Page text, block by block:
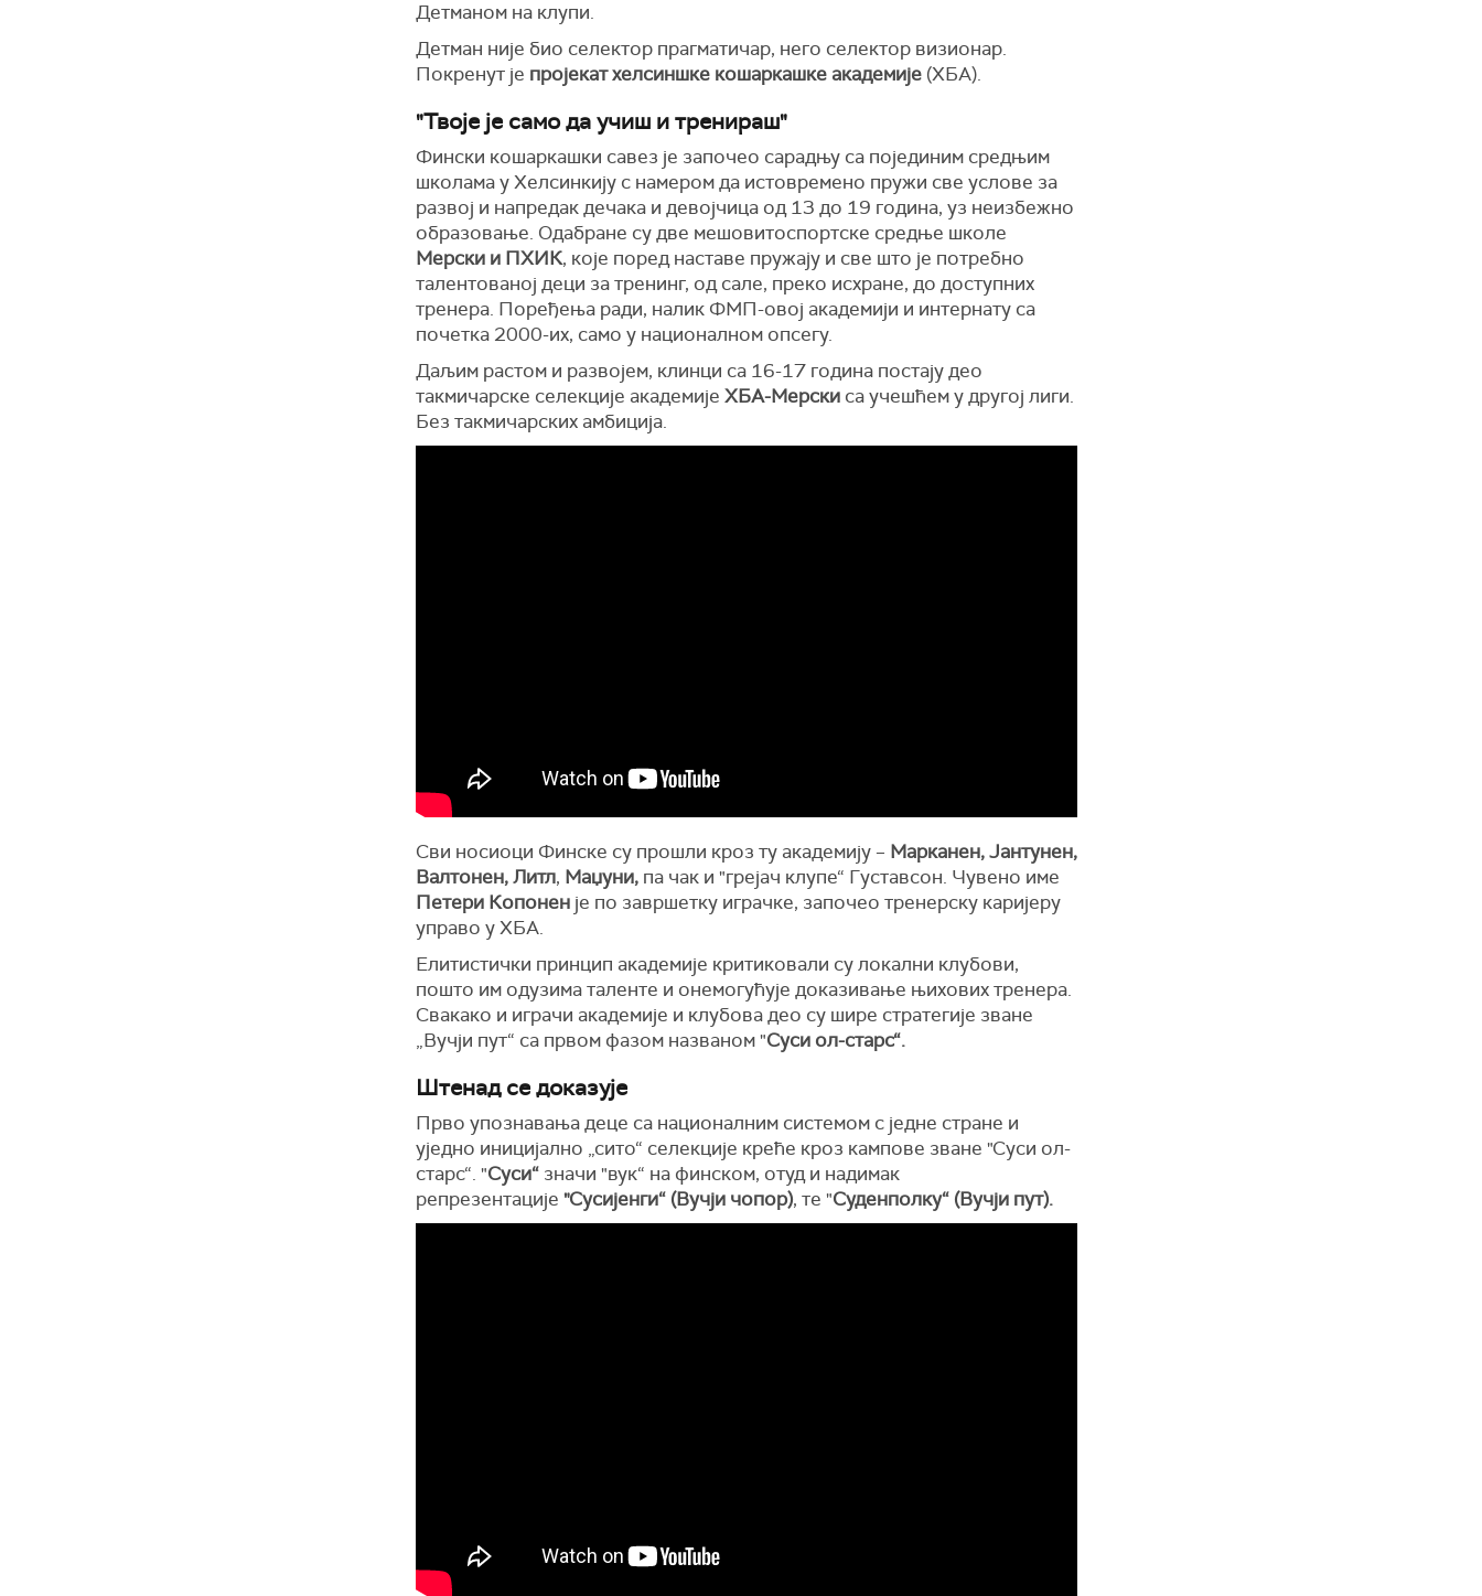
Детманом на клупи.
Детман није био селектор прагматичар, него селектор визионар.
Покренут је пројекат хелсиншке кошаркашке академије (ХБА).
"Твоје је само да учиш и тренираш"
Фински кошаркашки савез је започео сарадњу са појединим средњим
школама у Хелсинкију с намером да истовремено пружи све услове за
развој и напредак дечака и девојчица од 13 до 19 година, уз неизбежно
образовање. Одабране су две мешовитоспортске средње школе
Мерски и ПХИК, које поред наставе пружају и све што је потребно
талентованој деци за тренинг, од сале, преко исхране, до доступних
тренера. Поређења ради, налик ФМП-овој академији и интернату са
почетка 2000-их, само у националном опсегу.
Даљим растом и развојем, клинци са 16-17 година постају део
такмичарске селекције академије ХБА-Мерски са учешћем у другој лиги.
Без такмичарских амбиција.
Сви носиоци Финске су прошли кроз ту академију – Марканен, Јантунен,
Валтонен, Литл, Маџуни, па чак и "грејач клупе“ Густавсон. Чувено име
Петери Копонен је по завршетку играчке, започео тренерску каријеру
управо у ХБА.
Елитистички принцип академије критиковали су локални клубови,
пошто им одузима таленте и онемогућује доказивање њихових тренера.
Свакако и играчи академије и клубова део су шире стратегије зване
„Вучји пут“ са првом фазом названом "Суси ол-старс“.
Штенад се доказује
Прво упознавања деце са националним системом с једне стране и
уједно иницијално „сито“ селекције креће кроз кампове зване "Суси ол-
старс“. "Суси“ значи "вук“ на финском, отуд и надимак
репрезентације "Сусијенги“ (Вучји чопор), те "Суденполку“ (Вучји пут).